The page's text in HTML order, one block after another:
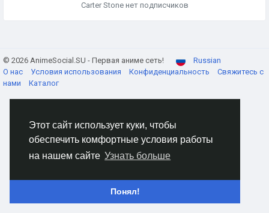
Этот сайт использует куки, чтобы
обеспечить комфортные условия работы
на нашем сайте Узнать больше
Понял!
Carter Stone нет подписчиков
© 2026 AnimeSocial.SU - Первая аниме сеть!
Russian
О нас
Условия использования Конфиденциальность
Свяжитесь с
нами
Каталог